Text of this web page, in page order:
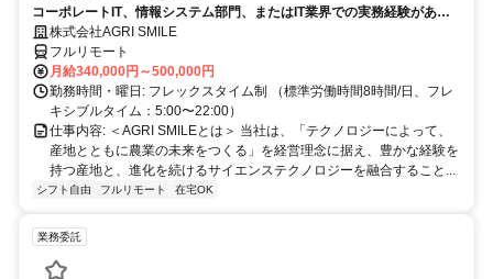
コーポレートIT、情報システム部門、またはIT業界での実務経験がある
方、大歓迎！
株式会社AGRI SMILE
フルリモート
月給340,000円～500,000円
勤務時間・曜日: フレックスタイム制 （標準労働時間8時間/日、フレ
キシブルタイム：5:00〜22:00）
仕事内容: ＜AGRI SMILEとは＞ 当社は、「テクノロジーによって、
産地とともに農業の未来をつくる」を経営理念に据え、豊かな経験を
持つ産地と、進化を続けるサイエンステクノロジーを融合すること...
シフト自由 フルリモート 在宅OK
業務委託